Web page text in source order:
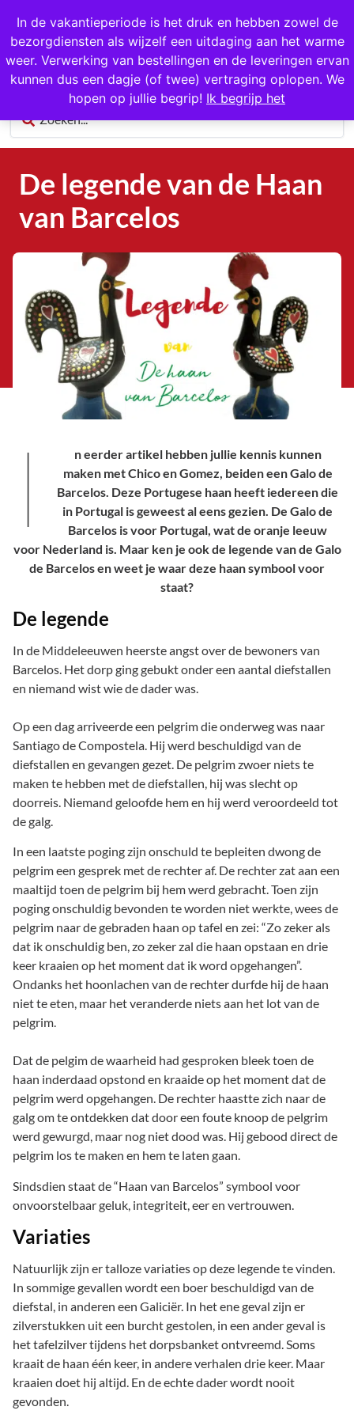
In de vakantieperiode is het druk en hebben zowel de
bezorgdiensten als wijzelf een uitdaging aan het warme
weer. Verwerking van bestellingen en de leveringen ervan
kunnen dus een dagje (of twee) vertraging oplopen. We
hopen op jullie begrip! Ik begrijp het
1000+ producten op voorraad
0
De legende van de Haan
van Barcelos
I
n eerder artikel hebben jullie kennis kunnen
maken met Chico en Gomez, beiden een Galo de
Barcelos. Deze Portugese haan heeft iedereen die
in Portugal is geweest al eens gezien. De Galo de
Barcelos is voor Portugal, wat de oranje leeuw
voor Nederland is. Maar ken je ook de legende van de Galo
de Barcelos en weet je waar deze haan symbool voor
staat?
De legende
In de Middeleeuwen heerste angst over de bewoners van
Barcelos. Het dorp ging gebukt onder een aantal diefstallen
en niemand wist wie de dader was.
Op een dag arriveerde een pelgrim die onderweg was naar
Santiago de Compostela. Hij werd beschuldigd van de
diefstallen en gevangen gezet. De pelgrim zwoer niets te
maken te hebben met de diefstallen, hij was slecht op
doorreis. Niemand geloofde hem en hij werd veroordeeld tot
de galg.
In een laatste poging zijn onschuld te bepleiten dwong de
pelgrim een gesprek met de rechter af. De rechter zat aan een
maaltijd toen de pelgrim bij hem werd gebracht. Toen zijn
poging onschuldig bevonden te worden niet werkte, wees de
pelgrim naar de gebraden haan op tafel en zei: “Zo zeker als
dat ik onschuldig ben, zo zeker zal die haan opstaan en drie
keer kraaien op het moment dat ik word opgehangen”.
Ondanks het hoonlachen van de rechter durfde hij de haan
niet te eten, maar het veranderde niets aan het lot van de
pelgrim.
Dat de pelgim de waarheid had gesproken bleek toen de
haan inderdaad opstond en kraaide op het moment dat de
pelgrim werd opgehangen. De rechter haastte zich naar de
galg om te ontdekken dat door een foute knoop de pelgrim
werd gewurgd, maar nog niet dood was. Hij gebood direct de
pelgrim los te maken en hem te laten gaan.
Sindsdien staat de “Haan van Barcelos” symbool voor
onvoorstelbaar geluk, integriteit, eer en vertrouwen.
Variaties
Natuurlijk zijn er talloze variaties op deze legende te vinden.
In sommige gevallen wordt een boer beschuldigd van de
diefstal, in anderen een Galiciër. In het ene geval zijn er
zilverstukken uit een burcht gestolen, in een ander geval is
het tafelzilver tijdens het dorpsbanket ontvreemd. Soms
kraait de haan één keer, in andere verhalen drie keer. Maar
kraaien doet hij altijd. En de echte dader wordt nooit
gevonden.